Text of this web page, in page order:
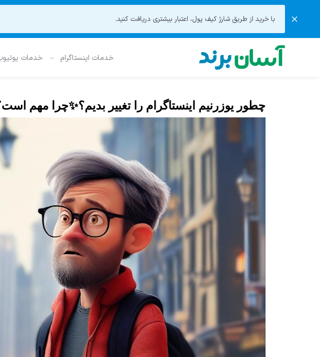
با خرید از طریق شارژ کیف پول، اعتبار بیشتری دریافت کنید.
خدمات اینستاگرام خدمات
چطور یوزرنیم اینستاگرام را تغییر بدیم؟✨چرا مهم